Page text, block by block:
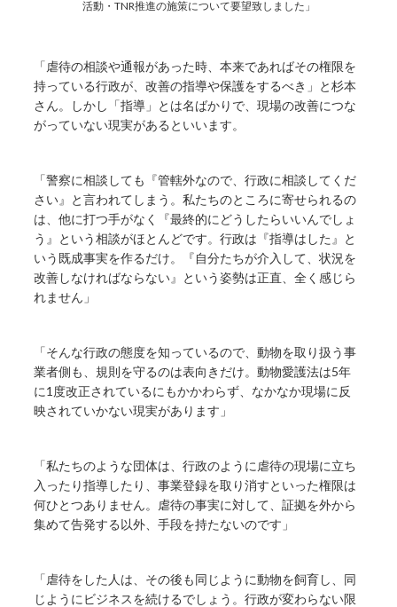
活動・TNR推進の施策について要望致しました」
「虐待の相談や通報があった時、本来であればその権限を
持っている行政が、改善の指導や保護をするべき」と杉本
さん。しかし「指導」とは名ばかりで、現場の改善につな
がっていない現実があるといいます。
「警察に相談しても『管轄外なので、行政に相談してくだ
さい』と言われてしまう。私たちのところに寄せられるの
は、他に打つ手がなく『最終的にどうしたらいいんでしょ
う』という相談がほとんどです。行政は『指導はした』と
いう既成事実を作るだけ。『自分たちが介入して、状況を
改善しなければならない』という姿勢は正直、全く感じら
れません」
「そんな行政の態度を知っているので、動物を取り扱う事
業者側も、規則を守るのは表向きだけ。動物愛護法は5年
に1度改正されているにもかかわらず、なかなか現場に反
映されていかない現実があります」
「私たちのような団体は、行政のように虐待の現場に立ち
入ったり指導したり、事業登録を取り消すといった権限は
何ひとつありません。虐待の事実に対して、証拠を外から
集めて告発する以外、手段を持たないのです」
「虐待をした人は、その後も同じように動物を飼育し、同
じようにビジネスを続けるでしょう。行政が変わらない限